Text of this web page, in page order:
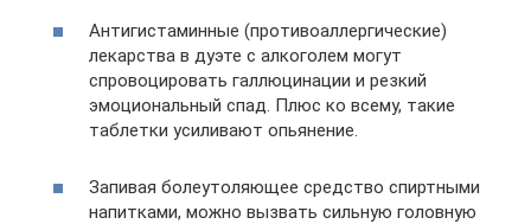
Антигистаминные (противоаллергические)
лекарства в дуэте с алкоголем могут
спровоцировать галлюцинации и резкий
эмоциональный спад. Плюс ко всему, такие
таблетки усиливают опьянение.
Запивая болеутоляющее средство спиртными
напитками, можно вызвать сильную головную